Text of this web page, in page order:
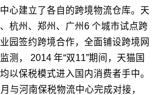
心建立了各自的跨境物流仓库。天
杭州、郑州、广州6 个城市试点跨
园签约跨境合作，全面铺设跨境网
测， 2014 年“双11”期间，天猫国
以保税模式进入国内消费者手中。
与河南保税物流中心完成对接，